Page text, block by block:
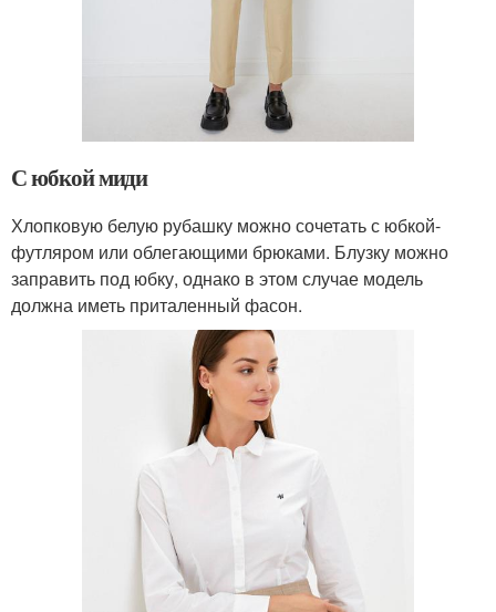
С юбкой миди
Хлопковую белую рубашку можно сочетать с юбкой-
футляром или облегающими брюками. Блузку можно
заправить под юбку, однако в этом случае модель
должна иметь приталенный фасон.